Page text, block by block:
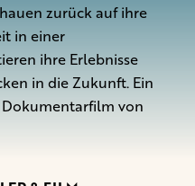
zurück auf ihre
in einer
ihre Erlebnisse
in die Zukunft. Ein
von